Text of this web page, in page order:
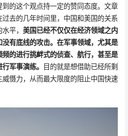
的这个观点持一定的赞同态度。文章
去的几年时间里，中国和美国的关系
平， 美国已经不仅仅在经济领域之内
有底线的攻击。在军事领域，尤其是
的进行挑衅式的侦查、航行，甚至是
军事演练。 目的就是想借助已经所剩
慑力，从而最大限度的阻止中国快速